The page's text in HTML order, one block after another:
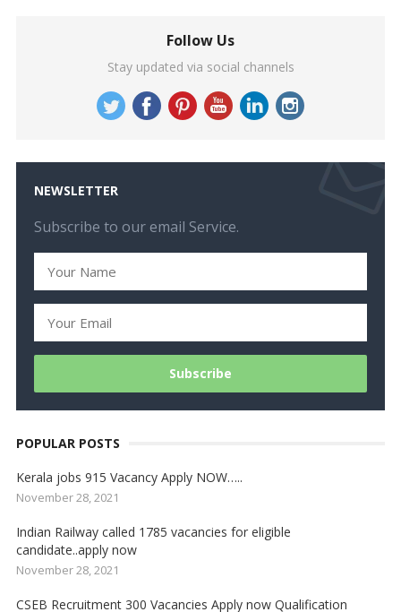
Follow Us
Stay updated via social channels
NEWSLETTER
Subscribe to our email Service.
POPULAR POSTS
Kerala jobs 915 Vacancy Apply NOW…..
November 28, 2021
Indian Railway called 1785 vacancies for eligible
candidate..apply now
November 28, 2021
CSEB Recruitment 300 Vacancies Apply now Qualification